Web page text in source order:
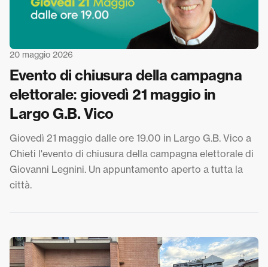
20 maggio 2026
Evento di chiusura della campagna
elettorale: giovedì 21 maggio in
Largo G.B. Vico
Giovedì 21 maggio dalle ore 19.00 in Largo G.B. Vico a
Chieti l'evento di chiusura della campagna elettorale di
Giovanni Legnini. Un appuntamento aperto a tutta la
città.